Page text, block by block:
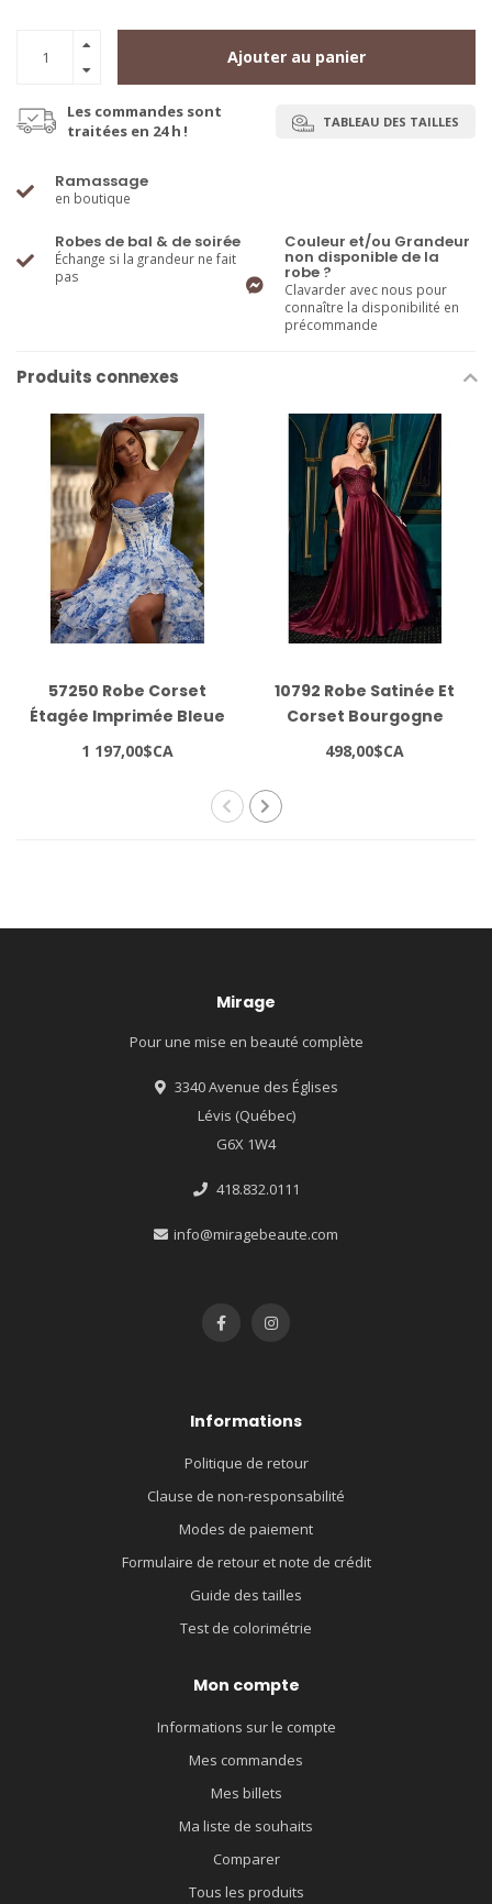
Ajouter au panier
Les commandes sont
traitées en 24 h !
TABLEAU DES TAILLES
Ramassage
en boutique
Robes de bal & de soirée
Échange si la grandeur ne fait
pas
Couleur et/ou Grandeur
non disponible de la
robe ?
Clavarder avec nous pour
connaître la disponibilité en
précommande
Produits connexes
57250 Robe Corset
Étagée Imprimée Bleue
1 197,00$CA
10792 Robe Satinée Et
Corset Bourgogne
498,00$CA
Mirage
Pour une mise en beauté complète
3340 Avenue des Églises
Lévis (Québec)
G6X 1W4
418.832.0111
info@miragebeaute.com
Informations
Politique de retour
Clause de non-responsabilité
Modes de paiement
Formulaire de retour et note de crédit
Guide des tailles
Test de colorimétrie
Mon compte
Informations sur le compte
Mes commandes
Mes billets
Ma liste de souhaits
Comparer
Tous les produits